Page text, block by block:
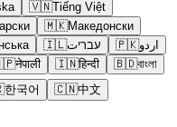
🇻🇳Tiếng Việt
🇲🇰Македонски
🇮🇱עבריت 🇵🇰اردو
नेपाली 🇮🇳हिन्दी 🇧🇩বাংলা
한국어 🇨🇳中文